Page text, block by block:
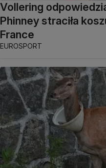
Vollering
Phinney straciła
France
EUROSPORT